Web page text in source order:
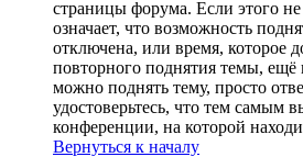
страницы форума. Если этого не
означает, что возможность
отключена, или время, которое
повторного поднятия темы,
можно поднять тему, просто
удостоверьтесь, что тем самым
конференции, на которой
Вернуться к началу